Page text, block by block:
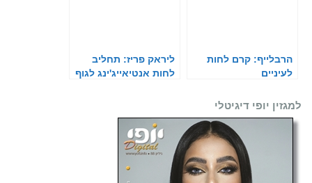
הרבלייף: קרם לחות
לעיניים
ליראק פריז: תחליב
לחות אנטיאייג'ינג לגוף
למגזין יופי דיגיטלי